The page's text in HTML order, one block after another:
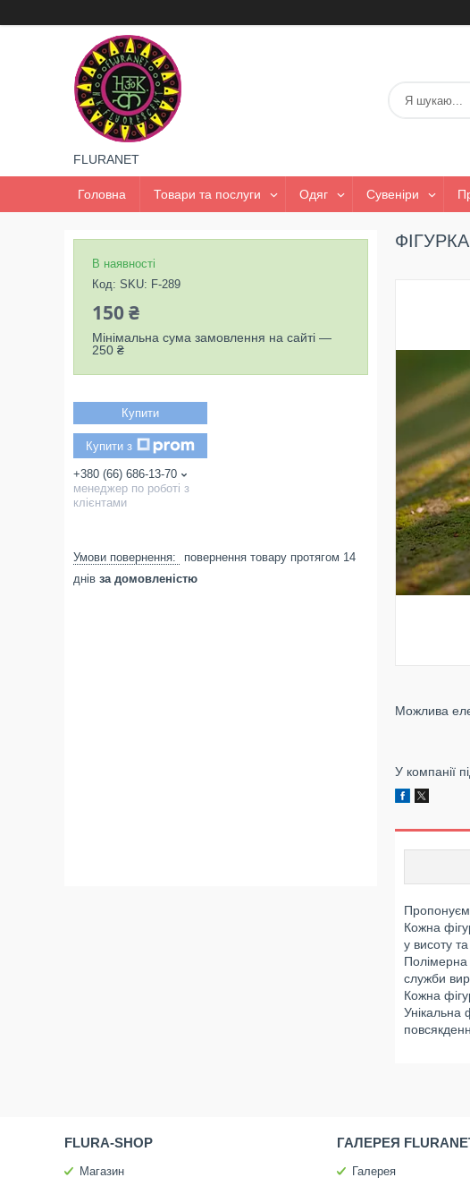
FLURANET
Головна Товари та послуги Одяг Сувеніри
У компанії
Кожна
у висоту
Полімерна
служби
Кожна
Унікальна
В наявності
Код: SKU: F-289
150 ₴
Мінімальна сума замовлення на сайті —
250 ₴
Купити
Купити з
+380 (66) 686-13-70
менеджер по роботі з
клієнтами
повернення товару протягом 14
днів за домовленістю
FLURA-SHOP
Магазин
ГАЛЕРЕЯ
Галерея